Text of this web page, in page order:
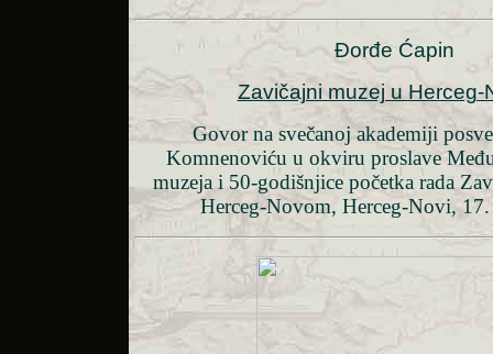
Đorđe Ćapin
Zavičajni muzej u Herceg-
Govor na svečanoj akademiji
Komnenoviću u okviru proslave
muzeja i 50-godišnjice početka rada
Herceg-Novom, Herceg-Novi,